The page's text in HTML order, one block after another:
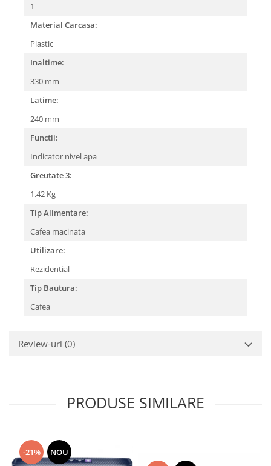
1
Material Carcasa:
Plastic
Inaltime:
330 mm
Latime:
240 mm
Functii:
Indicator nivel apa
Greutate 3:
1.42 Kg
Tip Alimentare:
Cafea macinata
Utilizare:
Rezidential
Tip Bautura:
Cafea
Review-uri (0)
PRODUSE SIMILARE
-21% NOU